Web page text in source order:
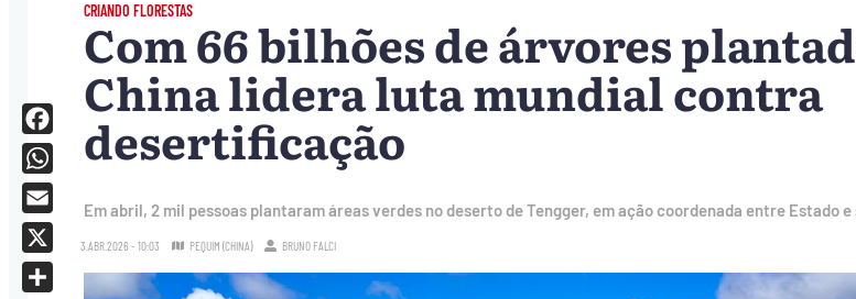
CRIANDO FLORESTAS
Com 66 bilhões de árvores
China lidera luta mundial contra
desertificação
Em abril, 2 mil pessoas plantaram áreas verdes no deserto de Tengger, em ação coordenada entre Estado
3.ABR.2026 - 10:03 PEQUIM (CHINA) BRUNO FALCI
Facebook
WhatsApp
Email
X